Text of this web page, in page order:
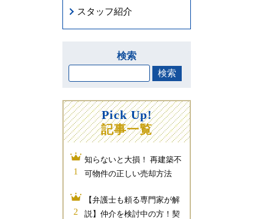
スタッフ紹介
検索
Pick Up!
記事一覧
1
知らないと大損！ 再建築不
可物件の正しい売却方法
2
【弁護士も頼る専門家が解
説】仲介を検討中の方！契